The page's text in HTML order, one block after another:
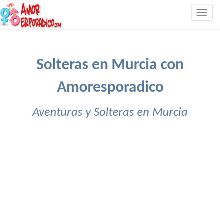
Solteras en Murcia con
Amoresporadico
Aventuras y Solteras en Murcia